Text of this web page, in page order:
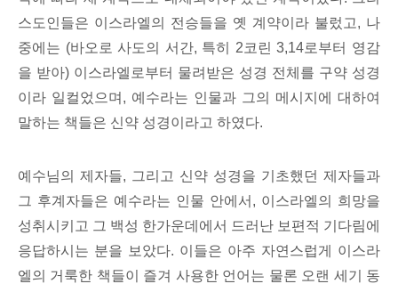
스도인들은 이스라엘의 전승들을 옛 계약이라 불렀고, 나
중에는 (바오로 사도의 서간, 특히 2코린 3,14로부터 영감
을 받아) 이스라엘로부터 물려받은 성경 전체를 구약 성경
이라 일컬었으며, 예수라는 인물과 그의 메시지에 대하여
말하는 책들은 신약 성경이라고 하였다.
예수님의 제자들, 그리고 신약 성경을 기초했던 제자들과
그 후계자들은 예수라는 인물 안에서, 이스라엘의 희망을
성취시키고 그 백성 한가운데에서 드러난 보편적 기다림에
응답하시는 분을 보았다. 이들은 아주 자연스럽게 이스라
엘의 거룩한 책들이 즐겨 사용한 언어는 물론 오랜 세기 동